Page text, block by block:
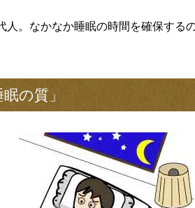
人。なかなか睡眠の時間を確保する
の質」